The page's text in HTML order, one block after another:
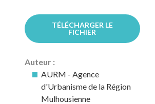
TÉLÉCHARGER LE
FICHIER
Auteur :
AURM - Agence
d'Urbanisme de la Région
Mulhousienne